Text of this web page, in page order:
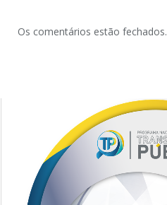
Os comentários estão fechados.